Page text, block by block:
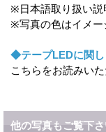
※日本語取り扱い説
※写真の色はイメー
◆テープLEDに関し
こちらをお読みい
他の写真もご覧下